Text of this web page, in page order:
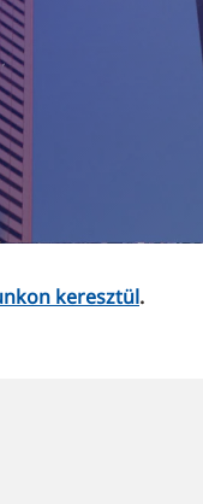
keresztül.